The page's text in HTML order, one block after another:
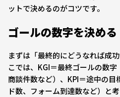
ットで決めるのがコツです。
ゴールの数字を決める
まずは「最終的にどうなれば成
こでは、KGI＝最終ゴールの数字
商談件数など）、KPI＝途中の目
ド数、フォーム到達数など）と